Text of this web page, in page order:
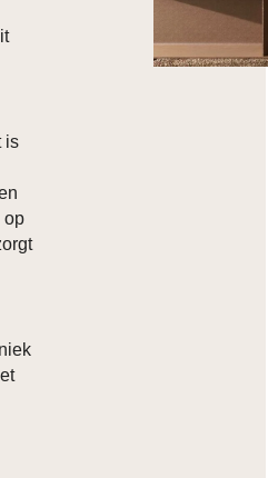
is
op